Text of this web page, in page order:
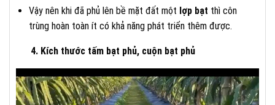
Vậy nên khi đã phủ lên bề mặt đất một lợp bạt thì côn
trùng hoàn toàn ít có khả năng phát triển thêm được.
4. Kích thước tấm bạt phủ, cuộn bạt phủ